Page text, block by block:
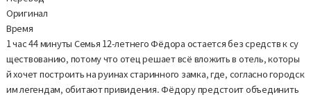
Оригинал
Время
1 час 44 минуты Семья 12-летнего Фёдора остается без средств к су
ществованию, потому что отец решает всё вложить в отель, которы
й хочет построить на руинах старинного замка, где, согласно городск
им легендам, обитают привидения. Фёдору предстоит объединить